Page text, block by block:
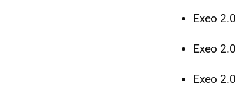
Exeo 2.0
Exeo 2.0
Exeo 2.0